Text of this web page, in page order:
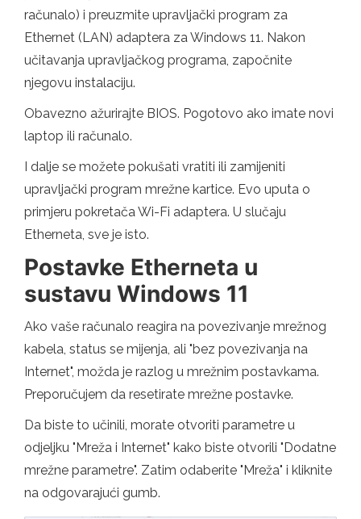
računalo) i preuzmite upravljački program za
Ethernet (LAN) adaptera za Windows 11. Nakon
učitavanja upravljačkog programa, započnite
njegovu instalaciju.
Obavezno ažurirajte BIOS. Pogotovo ako imate novi
laptop ili računalo.
I dalje se možete pokušati vratiti ili zamijeniti
upravljački program mrežne kartice. Evo uputa o
primjeru pokretača Wi-Fi adaptera. U slučaju
Etherneta, sve je isto.
Postavke Etherneta u
sustavu Windows 11
Ako vaše računalo reagira na povezivanje mrežnog
kabela, status se mijenja, ali "bez povezivanja na
Internet", možda je razlog u mrežnim postavkama.
Preporučujem da resetirate mrežne postavke.
Da biste to učinili, morate otvoriti parametre u
odjeljku "Mreža i Internet" kako biste otvorili "Dodatne
mrežne parametre". Zatim odaberite "Mreža" i kliknite
na odgovarajući gumb.